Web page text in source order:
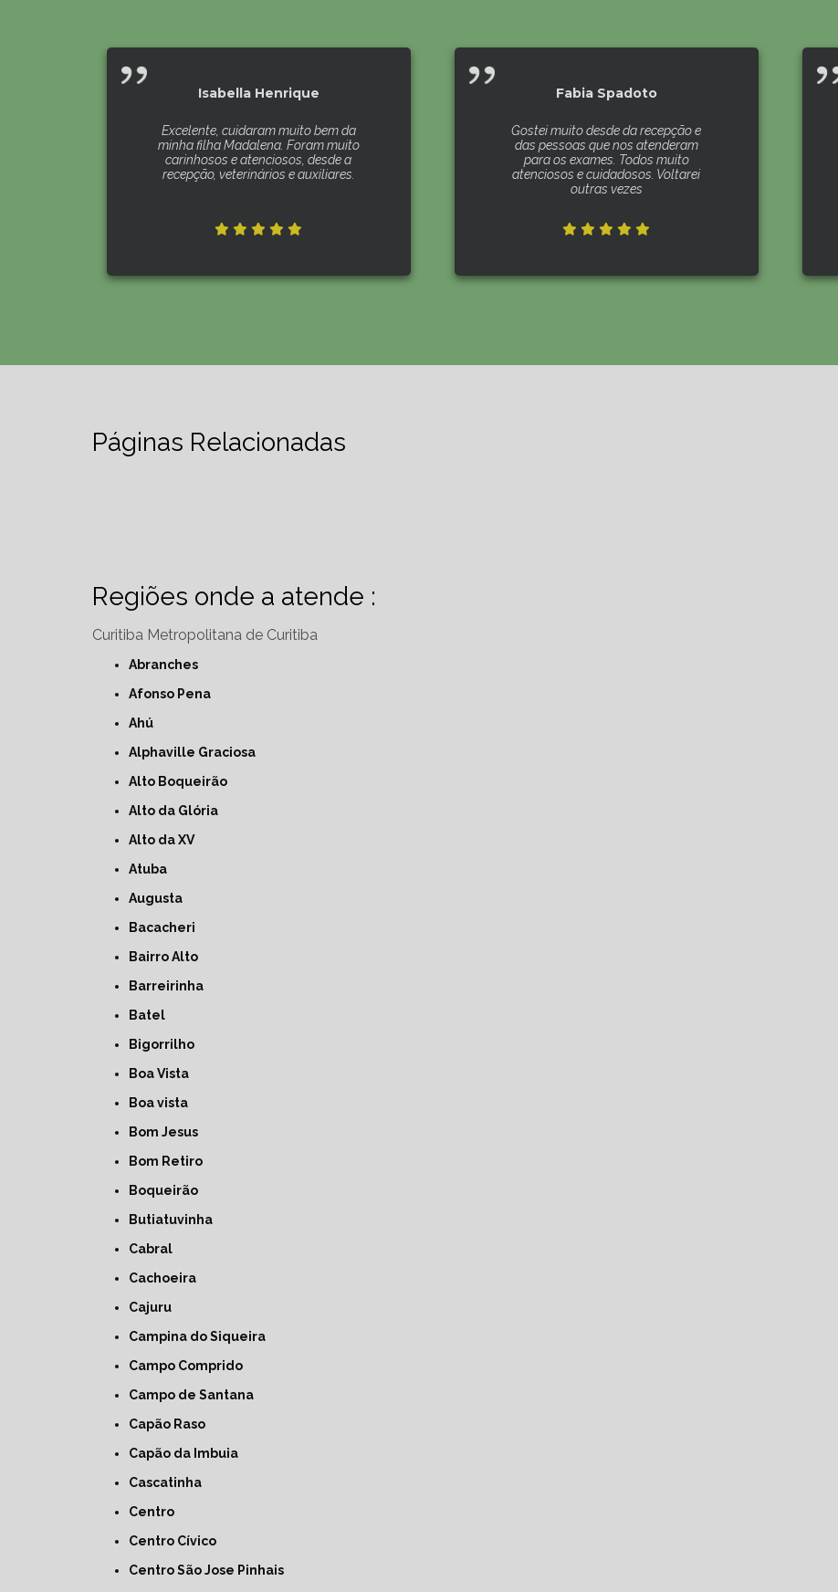
Isabella Henrique
Excelente, cuidaram muito bem da
minha filha Madalena. Foram muito
carinhosos e atenciosos, desde a
recepção, veterinários e auxiliares.
Fabia Spadoto
Gostei muito desde da recepção e
das pessoas que nos atenderam
para os exames. Todos muito
atenciosos e cuidadosos. Voltarei
outras vezes
Páginas Relacionadas
Regiões onde a atende :
Curitiba Metropolitana de Curitiba
Abranches
Afonso Pena
Ahú
Alphaville Graciosa
Alto Boqueirão
Alto da Glória
Alto da XV
Atuba
Augusta
Bacacheri
Bairro Alto
Barreirinha
Batel
Bigorrilho
Boa Vista
Boa vista
Bom Jesus
Bom Retiro
Boqueirão
Butiatuvinha
Cabral
Cachoeira
Cajuru
Campina do Siqueira
Campo Comprido
Campo de Santana
Capão Raso
Capão da Imbuia
Cascatinha
Centro
Centro Cívico
Centro São Jose Pinhais